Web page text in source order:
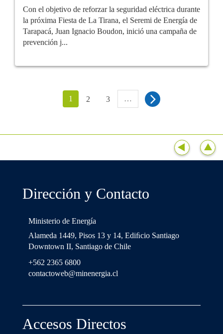
Con el objetivo de reforzar la seguridad eléctrica durante
la próxima Fiesta de La Tirana, el Seremi de Energía de
Tarapacá, Juan Ignacio Boudon, inició una campaña de
prevención j...
1 2 3 …
Dirección y Contacto
Ministerio de Energía
Alameda 1449, Pisos 13 y 14, Ediﬁcio Santiago
Downtown II, Santiago de Chile
+562 2365 6800
contactoweb@minenergia.cl
Accesos Directos